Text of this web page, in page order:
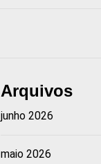
Arquivos
junho 2026
maio 2026